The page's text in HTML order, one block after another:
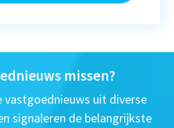
missen?
uit diverse
signaleren de belangrijkste